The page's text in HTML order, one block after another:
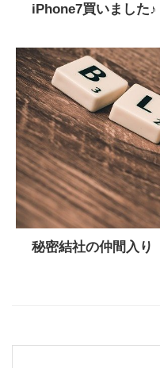
iPhone7買いました♪
秘密結社の仲間入り